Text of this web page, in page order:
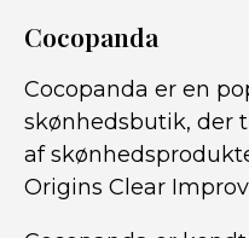
Cocopanda
Cocopanda er en
skønhedsbutik, der
af
Origins Clear